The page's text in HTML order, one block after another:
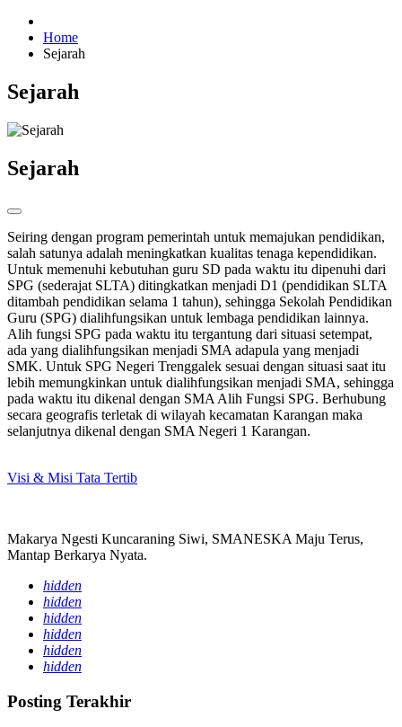
Home
Sejarah
Sejarah
Sejarah
Seiring dengan program pemerintah untuk memajukan pendidikan,
salah satunya adalah meningkatkan kualitas tenaga kependidikan.
Untuk memenuhi kebutuhan guru SD pada waktu itu dipenuhi dari
SPG (sederajat SLTA) ditingkatkan menjadi D1 (pendidikan SLTA
ditambah pendidikan selama 1 tahun), sehingga Sekolah Pendidikan
Guru (SPG) dialihfungsikan untuk lembaga pendidikan lainnya.
Alih fungsi SPG pada waktu itu tergantung dari situasi setempat,
ada yang dialihfungsikan menjadi SMA adapula yang menjadi
SMK. Untuk SPG Negeri Trenggalek sesuai dengan situasi saat itu
lebih memungkinkan untuk dialihfungsikan menjadi SMA, sehingga
pada waktu itu dikenal dengan SMA Alih Fungsi SPG. Berhubung
secara geografis terletak di wilayah kecamatan Karangan maka
selanjutnya dikenal dengan SMA Negeri 1 Karangan.
Visi & Misi Tata Tertib
Makarya Ngesti Kuncaraning Siwi, SMANESKA Maju Terus,
Mantap Berkarya Nyata.
hidden
hidden
hidden
hidden
hidden
hidden
Posting Terakhir